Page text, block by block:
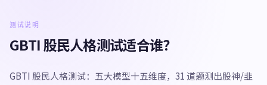
测试说明
GBTI 股民人格测试适合谁？
GBTI 股民人格测试：五大模型十五维度，31 道题测出股神/韭